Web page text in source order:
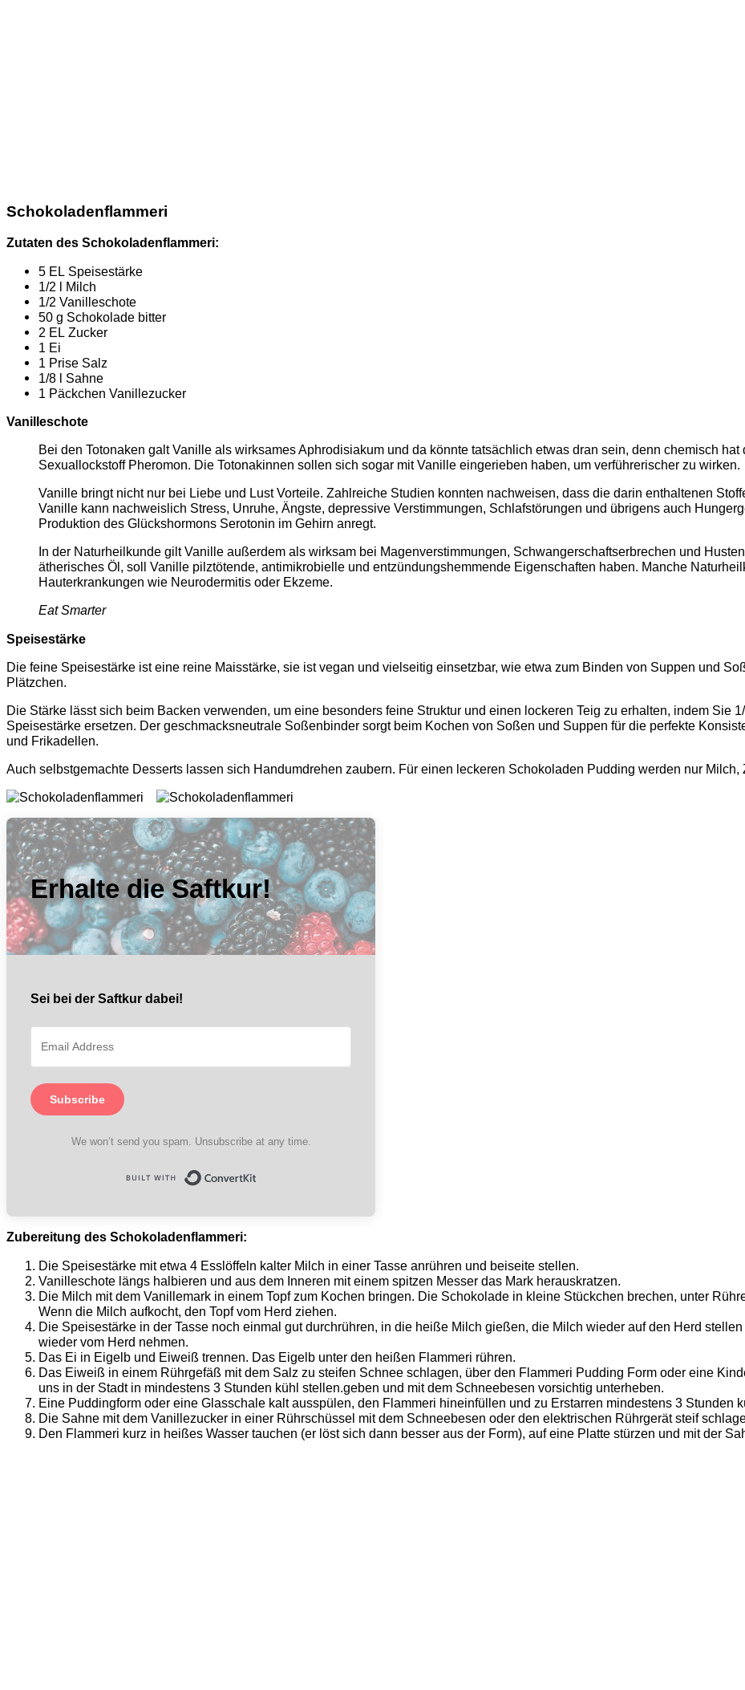
Schokoladenflammeri
Zutaten des Schokoladenflammeri:
5 EL Speisestärke
1/2 l Milch
1/2 Vanilleschote
50 g Schokolade bitter
2 EL Zucker
1 Ei
1 Prise Salz
1/8 l Sahne
1 Päckchen Vanillezucker
Vanilleschote
Bei den Totonaken galt Vanille als wirksames Aphrodisiakum und da könnte tatsächlich etwas dran sein, denn chemisch
Sexuallockstoff Pheromon. Die Totonakinnen sollen sich sogar mit Vanille eingerieben haben, um verführerischer zu wirken.
Vanille bringt nicht nur bei Liebe und Lust Vorteile. Zahlreiche Studien konnten nachweisen, dass die darin enthaltenen
Vanille kann nachweislich Stress, Unruhe, Ängste, depressive Verstimmungen, Schlafstörungen und übrigens auch
Produktion des Glückshormons Serotonin im Gehirn anregt.
In der Naturheilkunde gilt Vanille außerdem als wirksam bei Magenverstimmungen, Schwangerschaftserbrechen und
ätherisches Öl, soll Vanille pilztötende, antimikrobielle und entzündungshemmende Eigenschaften haben. Manche
Hauterkrankungen wie Neurodermitis oder Ekzeme.
Eat Smarter
Speisestärke
Die feine Speisestärke ist eine reine Maisstärke, sie ist vegan und vielseitig einsetzbar, wie etwa zum Binden von Suppen und
Plätzchen.
Die Stärke lässt sich beim Backen verwenden, um eine besonders feine Struktur und einen lockeren Teig zu erhalten, indem Sie
Speisestärke ersetzen. Der geschmacksneutrale Soßenbinder sorgt beim Kochen von Soßen und Suppen für die perfekte
und Frikadellen.
Auch selbstgemachte Desserts lassen sich Handumdrehen zaubern. Für einen leckeren Schokoladen Pudding werden nur
Erhalte die Saftkur!
Sei bei der Saftkur dabei!
Subscribe
We won’t send you spam. Unsubscribe at any time.
Zubereitung des Schokoladenflammeri:
Die Speisestärke mit etwa 4 Esslöffeln kalter Milch in einer Tasse anrühren und beiseite stellen.
Vanilleschote längs halbieren und aus dem Inneren mit einem spitzen Messer das Mark herauskratzen.
Die Milch mit dem Vanillemark in einem Topf zum Kochen bringen. Die Schokolade in kleine Stückchen brechen, unter
Wenn die Milch aufkocht, den Topf vom Herd ziehen.
Die Speisestärke in der Tasse noch einmal gut durchrühren, in die heiße Milch gießen, die Milch wieder auf den Herd
wieder vom Herd nehmen.
Das Ei in Eigelb und Eiweiß trennen. Das Eigelb unter den heißen Flammeri rühren.
Das Eiweiß in einem Rührgefäß mit dem Salz zu steifen Schnee schlagen, über den Flammeri Pudding Form oder eine
uns in der Stadt in mindestens 3 Stunden kühl stellen.geben und mit dem Schneebesen vorsichtig unterheben.
Eine Puddingform oder eine Glasschale kalt ausspülen, den Flammeri hineinfüllen und zu Erstarren mindestens 3 Stunden
Die Sahne mit dem Vanillezucker in einer Rührschüssel mit dem Schneebesen oder den elektrischen Rührgerät steif
Den Flammeri kurz in heißes Wasser tauchen (er löst sich dann besser aus der Form), auf eine Platte stürzen und mit der